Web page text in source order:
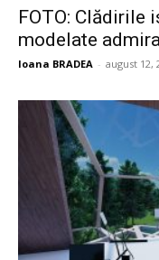
FOTO: Clădirile
modelate
Ioana BRADEA - august 12,